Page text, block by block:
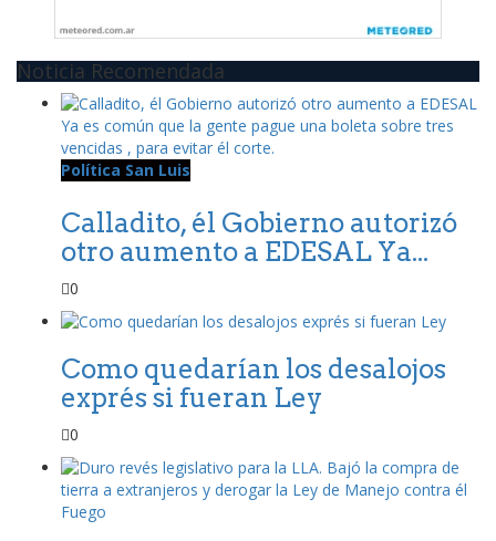
Noticia Recomendada
Política San Luis
Calladito, él Gobierno autorizó
otro aumento a EDESAL Ya...
0
Como quedarían los desalojos
exprés si fueran Ley
0